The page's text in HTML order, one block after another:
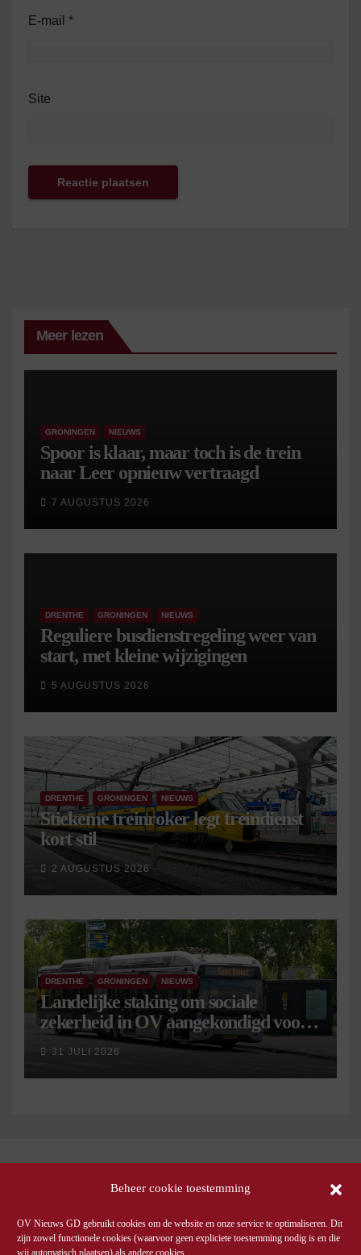
Beheer cookie toestemming
OV Nieuws GD gebruikt cookies om de website en onze service te optimaliseren. Dit
zijn zowel functionele cookies (waarvoor geen expliciete toestemming nodig is en die
wij automatisch plaatsen) als andere cookies.
E-mail *
Site
Meer lezen
GRONINGEN NIEUWS
Spoor is klaar, maar toch is de trein
naar Leer opnieuw vertraagd
7 AUGUSTUS 2026
DRENTHE GRONINGEN NIEUWS
Reguliere busdienstregeling weer van
start, met kleine wijzigingen
5 AUGUSTUS 2026
DRENTHE GRONINGEN NIEUWS
Stiekeme treinroker legt treindienst
kort stil
2 AUGUSTUS 2026
DRENTHE GRONINGEN NIEUWS
Landelijke staking om sociale
zekerheid in OV aangekondigd voor 9
september
31 JULI 2026